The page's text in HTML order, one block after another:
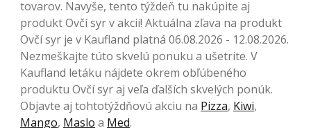
tovarov. Navyše, tento týždeň tu nakúpite aj
produkt Ovčí syr v akcii! Aktuálna zľava na produkt
Ovčí syr je v Kaufland platná 06.08.2026 - 12.08.2026.
Nezmeškajte túto skvelú ponuku a ušetrite. V
Kaufland letáku nájdete okrem obľúbeného
produktu Ovčí syr aj veľa ďalších skvelých ponúk.
Objavte aj tohtotýždňovú akciu na Pizza, Kiwi,
Mango, Maslo a Med.